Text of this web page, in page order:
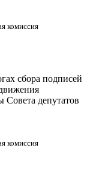
комиссия
сбора подписей
Совета депутатов
комиссия